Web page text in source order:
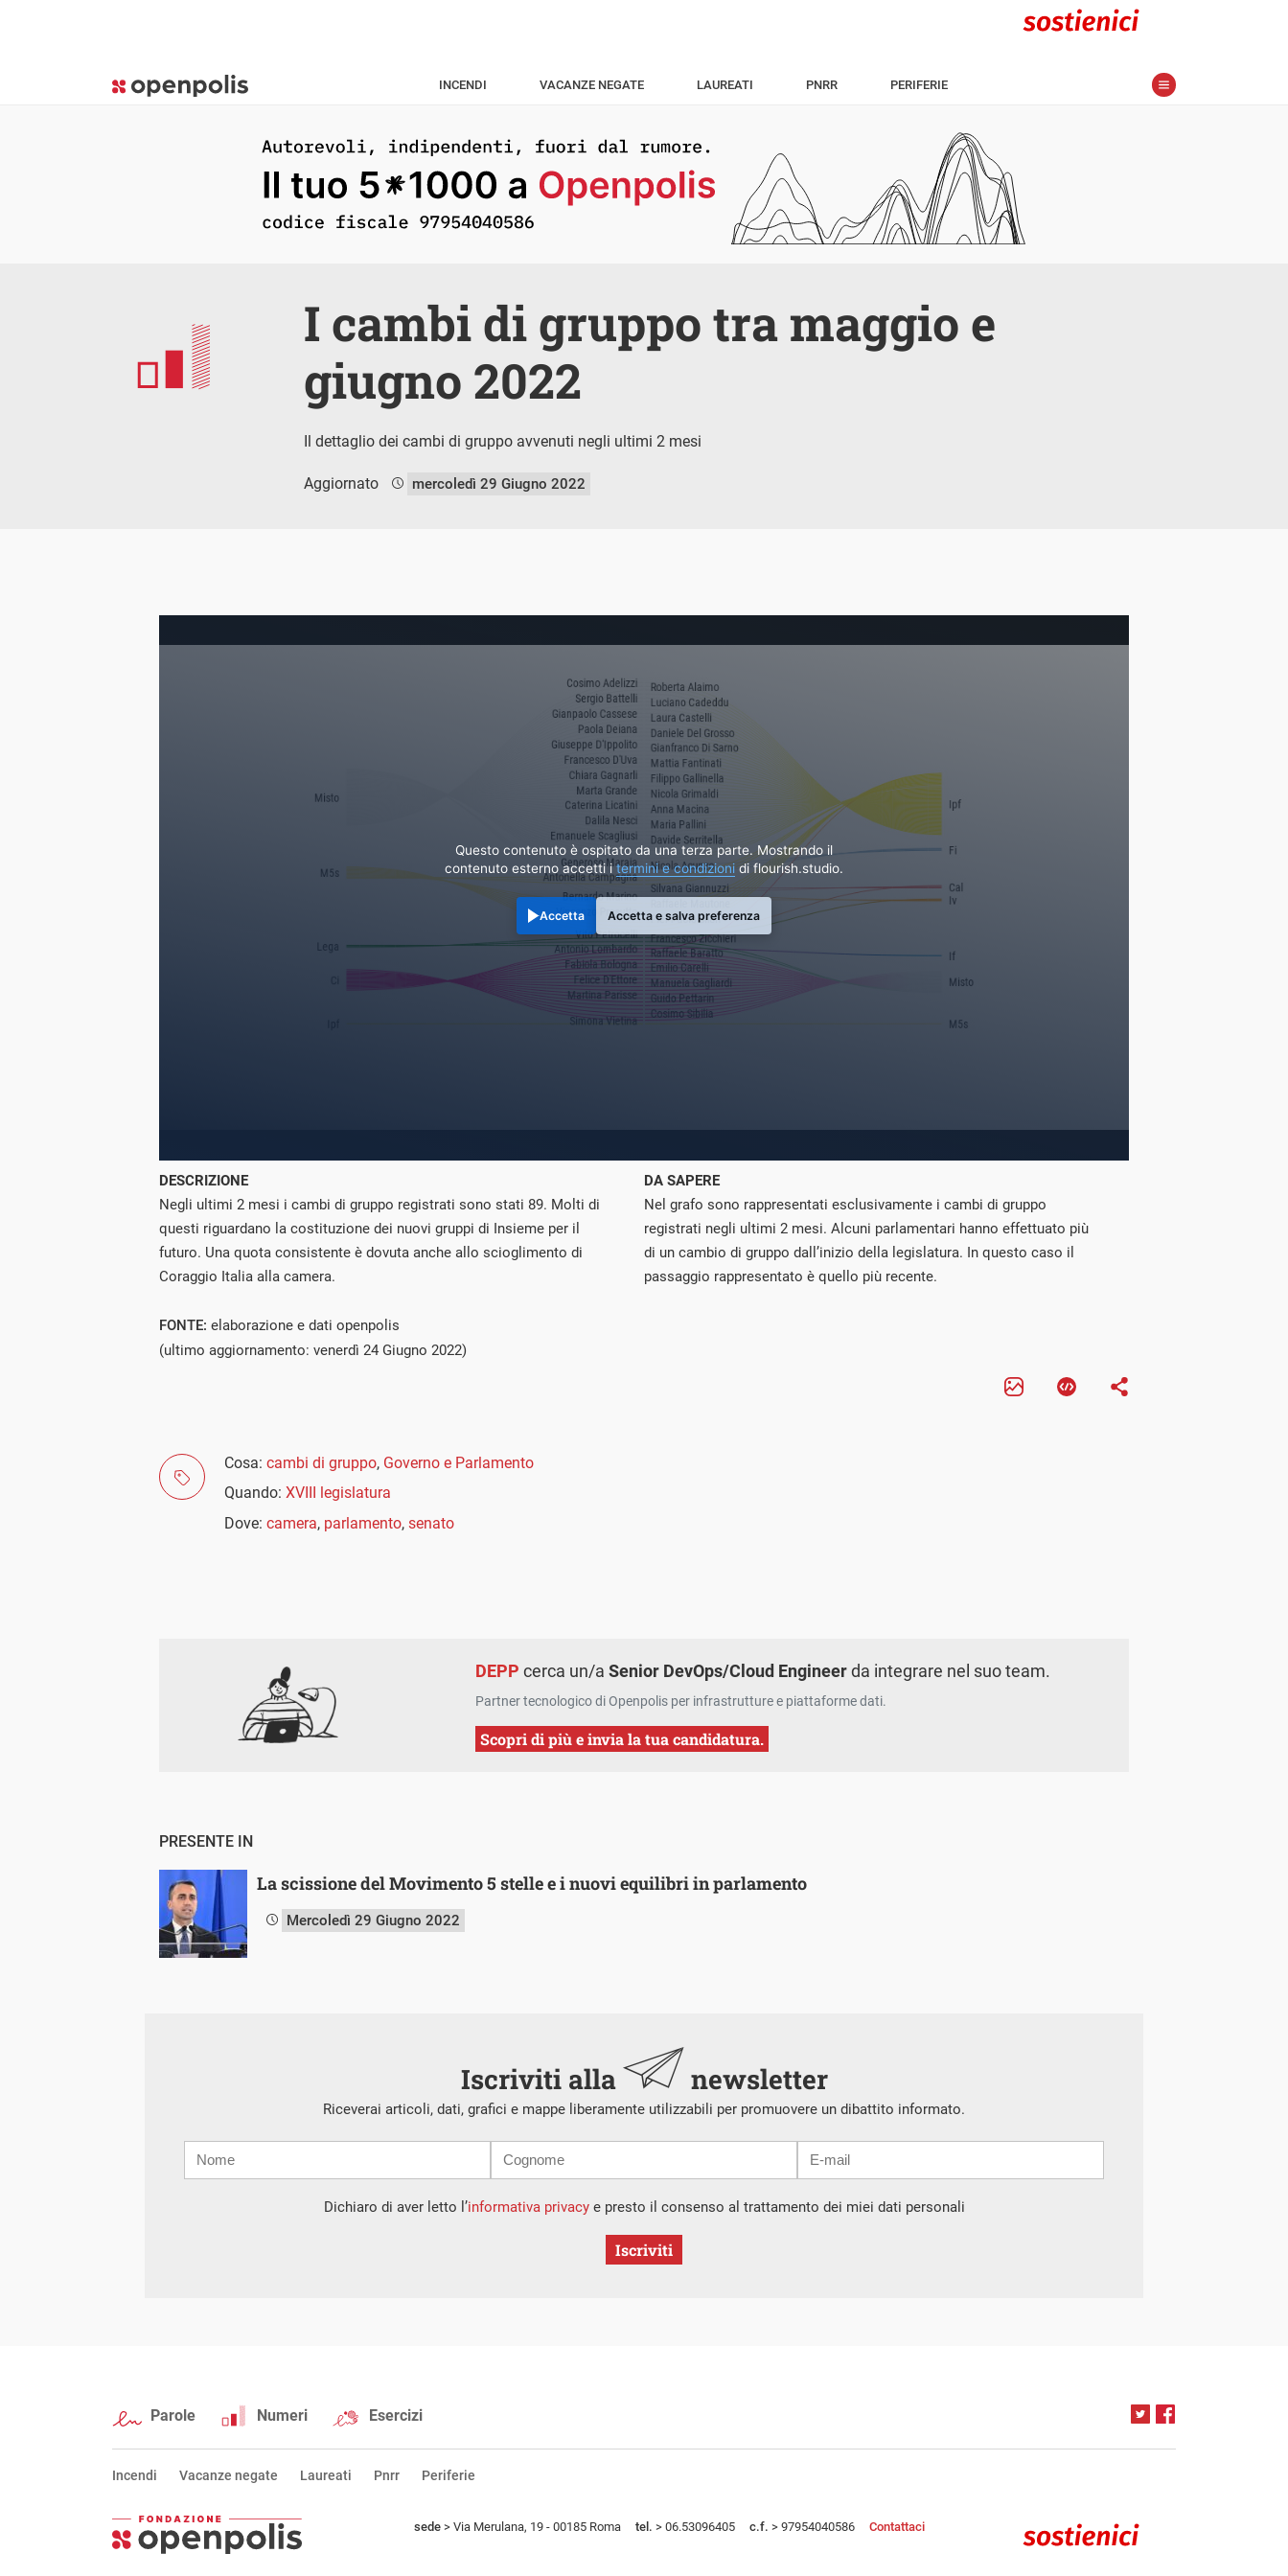
INCENDI VACANZE NEGATE LAUREATI PNRR PERIFERIE
I cambi di gruppo tra maggio e
giugno 2022
Il dettaglio dei cambi di gruppo avvenuti negli ultimi 2 mesi
Aggiornato mercoledì 29 Giugno 2022
Questo contenuto è ospitato da una terza parte. Mostrando il
contenuto esterno accetti itermini e condizionidi flourish.studio.
Accetta Accetta e salva preferenza
DESCRIZIONE
Negli ultimi 2 mesi i cambi di gruppo registrati sono stati 89. Molti di
questi riguardano la costituzione dei nuovi gruppi di Insieme per il
futuro. Una quota consistente è dovuta anche allo scioglimento di
Coraggio Italia alla camera.
DA SAPERE
Nel grafo sono rappresentati esclusivamente i cambi di gruppo
registrati negli ultimi 2 mesi. Alcuni parlamentari hanno effettuato più
di un cambio di gruppo dall’inizio della legislatura. In questo caso il
passaggio rappresentato è quello più recente.
FONTE: elaborazione e dati openpolis
(ultimo aggiornamento: venerdì 24 Giugno 2022)
Cosa: cambi di gruppo, Governo e Parlamento
Quando: XVIII legislatura
Dove: camera, parlamento, senato
DEPP cerca un/aSenior DevOps/Cloud Engineerda integrare nel suo team.
Partner tecnologico di Openpolis per infrastrutture e piattaforme dati.
Scopri di più e invia la tua candidatura.
PRESENTE IN
La scissione del Movimento 5 stelle e i nuovi equilibri in parlamento
Mercoledì 29 Giugno 2022
Iscriviti alla newsletter
Riceverai articoli, dati, grafici e mappe liberamente utilizzabili per promuovere un dibattito informato.
mail
Dichiaro di aver letto l’informativa privacye presto il consenso al trattamento dei miei dati personali
Iscriviti
Parole Numeri Esercizi
Incendi Vacanze negate Laureati Pnrr Periferie
sede > Via Merulana, 19 - 00185 Roma tel. > 06.53096405 c.f. > 97954040586 Contattaci